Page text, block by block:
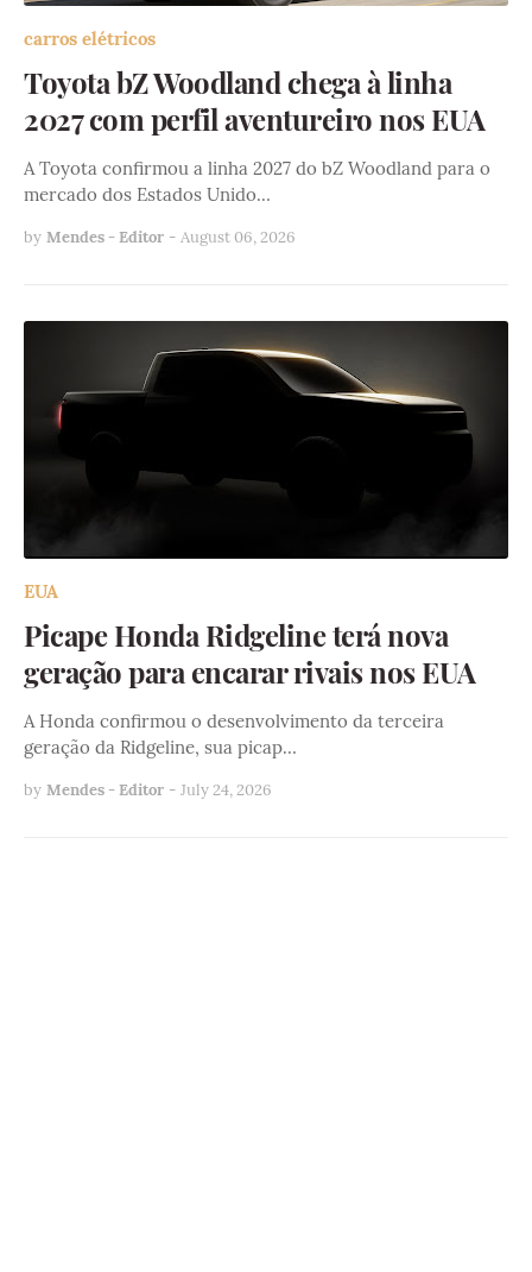
carros elétricos
Toyota bZ Woodland chega à linha
2027 com perfil aventureiro nos EUA
A Toyota confirmou a linha 2027 do bZ Woodland para o
mercado dos Estados Unido…
by Mendes - Editor - August 06, 2026
EUA
Picape Honda Ridgeline terá nova
geração para encarar rivais nos EUA
A Honda confirmou o desenvolvimento da terceira
geração da Ridgeline, sua picap…
by Mendes - Editor - July 24, 2026